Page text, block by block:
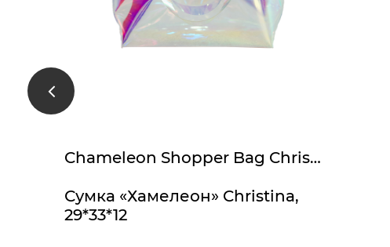
Chameleon Shopper Bag Christina, 29*33*12
Сумка «Хамелеон» Christina,
29*33*12